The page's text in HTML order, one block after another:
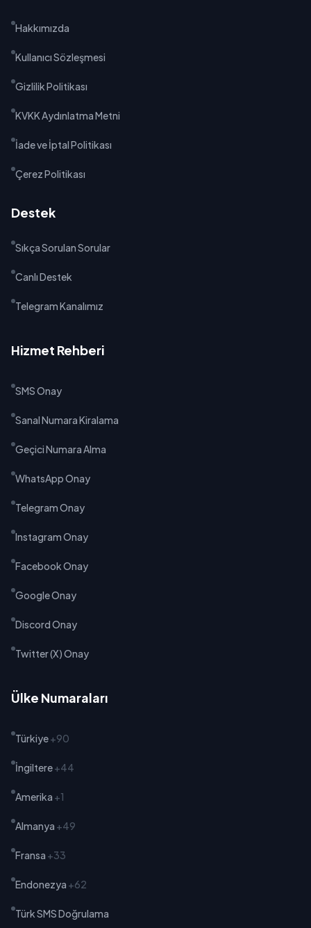
Hakkımızda
Kullanıcı Sözleşmesi
Gizlilik Politikası
KVKK Aydınlatma Metni
İade ve İptal Politikası
Çerez Politikası
Destek
Sıkça Sorulan Sorular
Canlı Destek
Telegram Kanalımız
Hizmet Rehberi
SMS Onay
Sanal Numara Kiralama
Geçici Numara Alma
WhatsApp Onay
Telegram Onay
Instagram Onay
Facebook Onay
Google Onay
Discord Onay
Twitter (X) Onay
Ülke Numaraları
Türkiye+90
İngiltere+44
Amerika +1
Almanya +49
Fransa +33
Endonezya +62
Türk SMS Doğrulama